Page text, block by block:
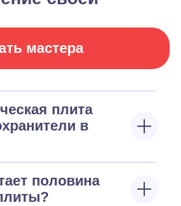
мастера
плита
в
половина